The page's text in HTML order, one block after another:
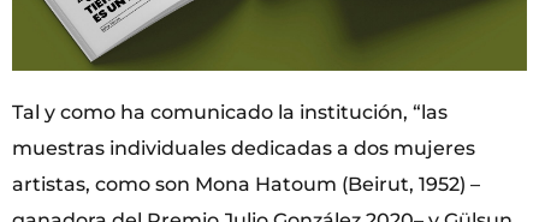
Tal y como ha comunicado la institución, “las
muestras individuales dedicadas a dos mujeres
artistas, como son Mona Hatoum (Beirut, 1952) –